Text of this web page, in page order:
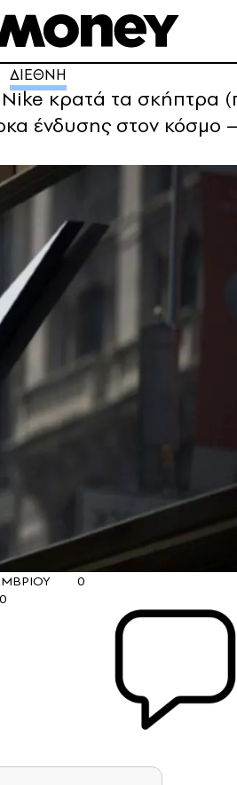
ΔΙΕΘΝΗ
κρατά τα σκήπτρα
ένδυσης στον κόσμο
0